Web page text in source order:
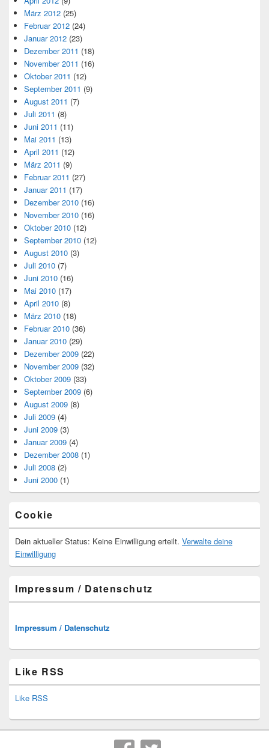
März 2012 (25)
Februar 2012 (24)
Januar 2012 (23)
Dezember 2011 (18)
November 2011 (16)
Oktober 2011 (12)
September 2011 (9)
August 2011 (7)
Juli 2011 (8)
Juni 2011 (11)
Mai 2011 (13)
April 2011 (12)
März 2011 (9)
Februar 2011 (27)
Januar 2011 (17)
Dezember 2010 (16)
November 2010 (16)
Oktober 2010 (12)
September 2010 (12)
August 2010 (3)
Juli 2010 (7)
Juni 2010 (16)
Mai 2010 (17)
April 2010 (8)
März 2010 (18)
Februar 2010 (36)
Januar 2010 (29)
Dezember 2009 (22)
November 2009 (32)
Oktober 2009 (33)
September 2009 (6)
August 2009 (8)
Juli 2009 (4)
Juni 2009 (3)
Januar 2009 (4)
Dezember 2008 (1)
Juli 2008 (2)
Juni 2000 (1)
Cookie
Dein aktueller Status: Keine Einwilligung erteilt. Verwalte deine
Einwilligung
Impressum / Datenschutz
Impressum / Datenschutz
Like RSS
Like RSS